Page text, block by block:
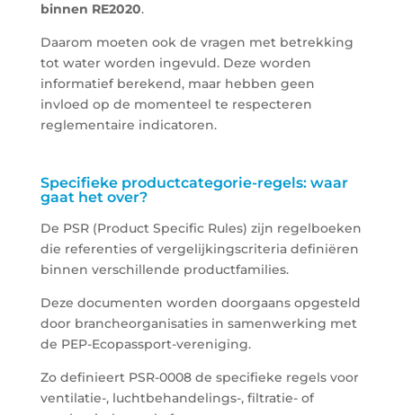
binnen RE2020.
Daarom moeten ook de vragen met betrekking
tot water worden ingevuld. Deze worden
informatief berekend, maar hebben geen
invloed op de momenteel te respecteren
reglementaire indicatoren.
Specifieke productcategorie-regels: waar
gaat het over?
De PSR (Product Specific Rules) zijn regelboeken
die referenties of vergelijkingscriteria definiëren
binnen verschillende productfamilies.
Deze documenten worden doorgaans opgesteld
door brancheorganisaties in samenwerking met
de PEP-Ecopassport-vereniging.
Zo definieert PSR-0008 de specifieke regels voor
ventilatie-, luchtbehandelings-, filtratie- of